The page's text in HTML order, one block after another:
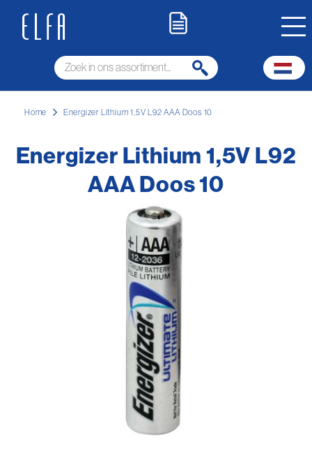
Home Energizer Lithium 1,5V L92 AAA Doos 10
Energizer Lithium 1,5V L92
AAA Doos 10